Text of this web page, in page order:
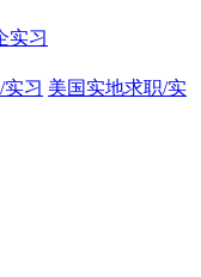
实习
习 美国实地求职/实